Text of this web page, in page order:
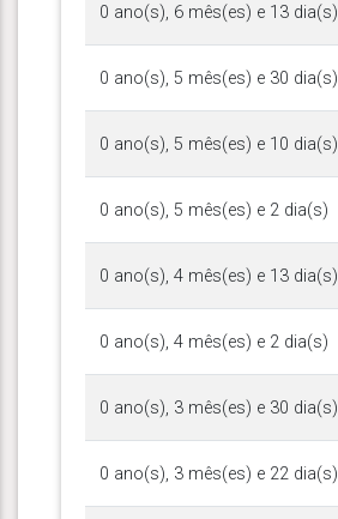
0 ano(s), 6 mês(es) e 13 dia(s)
0 ano(s), 5 mês(es) e 30 dia(s)
0 ano(s), 5 mês(es) e 10 dia(s)
0 ano(s), 5 mês(es) e 2 dia(s)
0 ano(s), 4 mês(es) e 13 dia(s)
0 ano(s), 4 mês(es) e 2 dia(s)
0 ano(s), 3 mês(es) e 30 dia(s)
0 ano(s), 3 mês(es) e 22 dia(s)